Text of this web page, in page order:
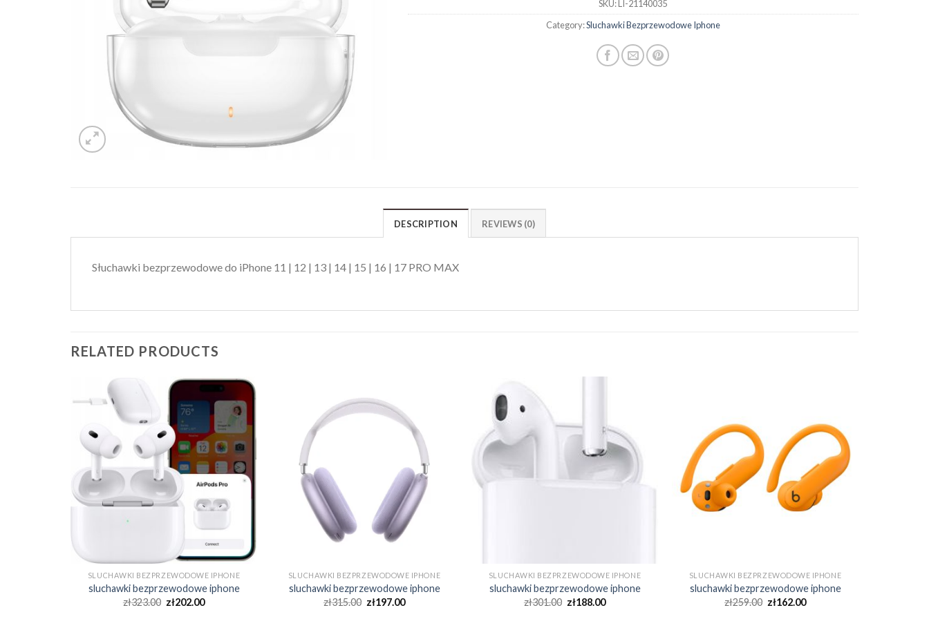
SKU:LI-21140035
Category:Sluchawki Bezprzewodowe Iphone
DESCRIPTION REVIEWS (0)
Słuchawki bezprzewodowe do iPhone 11 | 12 | 13 | 14 | 15 | 16 | 17 PRO MAX
RELATED PRODUCTS
SLUCHAWKI BEZPRZEWODOWE IPHONE
sluchawki bezprzewodowe iphone
zł323.00 zł202.00
SLUCHAWKI BEZPRZEWODOWE IPHONE
sluchawki bezprzewodowe iphone
zł315.00 zł197.00
SLUCHAWKI BEZPRZEWODOWE IPHONE
sluchawki bezprzewodowe iphone
zł301.00 zł188.00
SLUCHAWKI BEZPRZEWODOWE IPHONE
sluchawki bezprzewodowe iphone
zł259.00 zł162.00